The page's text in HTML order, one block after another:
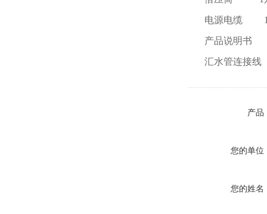
电源电缆
产品说明
汇水管连
产品
您的单位
您的姓名